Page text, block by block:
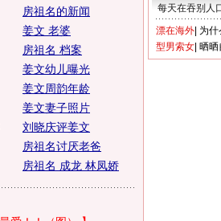
房祖名的新闻
姜文 老婆
房祖名 档案
姜文幼儿曝光
姜文周韵年龄
姜文妻子照片
刘晓庆评姜文
房祖名讨厌老爸
房祖名 成龙 林凤娇
每天在吞别人
漂在海外 为
型男索女 晒晒